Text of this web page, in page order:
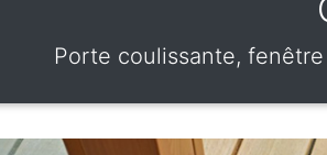
Porte coulissante,